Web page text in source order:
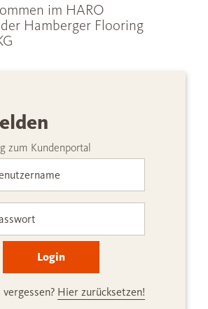
im HARO
Hamberger Flooring
zum Kundenportal
Login
Hier zurücksetzen!